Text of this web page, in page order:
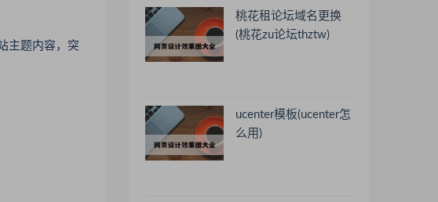
主题内容，突
桃花租论坛域名更换
(桃花zu论坛thztw)
ucenter模板(ucenter怎
么用)